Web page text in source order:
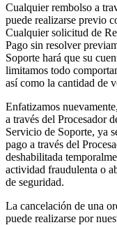
Cualquier rembolso a
puede realizarse previo
Cualquier solicitud de
Pago sin resolver
Soporte hará que su
limitamos todo
así como la cantidad de
Enfatizamos
a través del Procesador
Servicio de Soporte, ya
pago a través del
deshabilitada
actividad fraudulenta o
de seguridad.
La cancelación de una
puede realizarse por